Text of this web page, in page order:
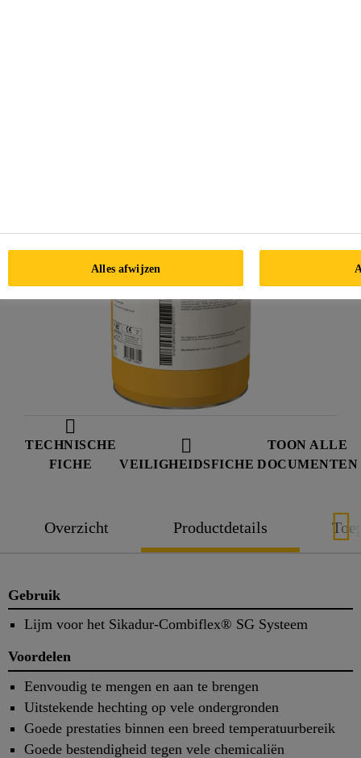
TECHNISCHE
FICHE
VEILIGHEIDSFICHE
TOON ALLE
DOCUMENTEN
Overzicht Productdetails
Gebruik
Lijm voor het Sikadur-Combiflex® SG Systeem
Voordelen
Eenvoudig te mengen en aan te brengen
Uitstekende hechting op vele ondergronden
Goede prestaties binnen een breed temperatuurbereik
Goede bestendigheid tegen vele chemicaliën
Alles afwijzen